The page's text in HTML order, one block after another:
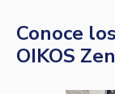
Conoce
OIKOS